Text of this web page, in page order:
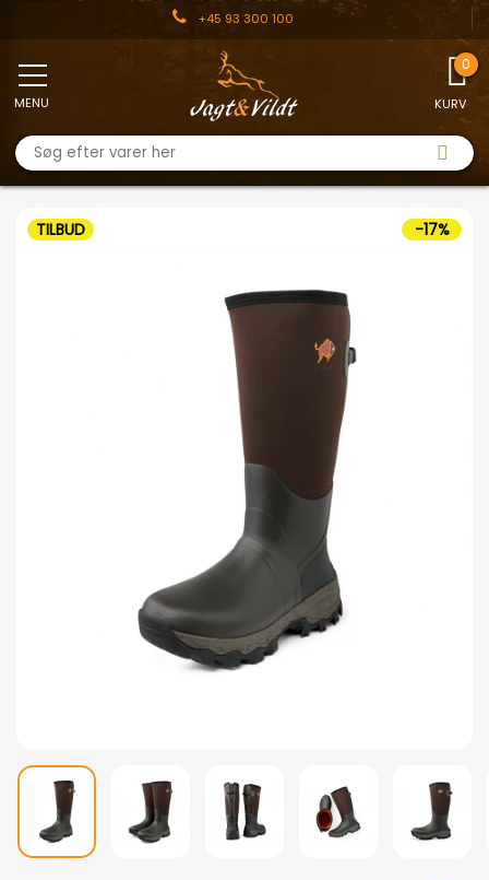
+45 93 300 100
KURV
MENU
TILBUD -17%